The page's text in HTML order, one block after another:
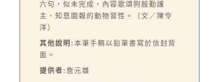
六句，似未完成，內容歌頌狗殷勤護
主、知恩圖報的動物習性。（文／陳令
洋）
其他說明: 本筆手稿以鉛筆書寫於信封背
面。
提供者: 詹元雄